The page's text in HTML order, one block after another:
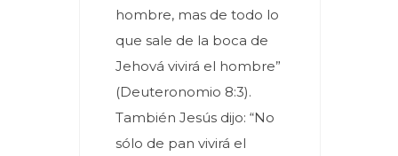
hombre, mas de todo lo
que sale de la boca de
Jehová vivirá el hombre”
(Deuteronomio 8:3).
También Jesús dijo: “No
sólo de pan vivirá el